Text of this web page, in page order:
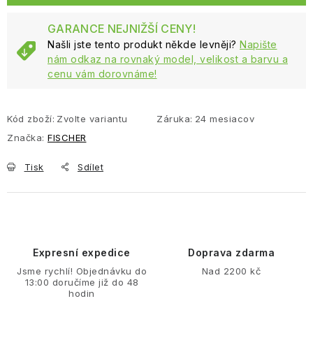
GARANCE NEJNIŽŠÍ CENY!
Našli jste tento produkt někde levněji? Napište
nám odkaz na rovnaký model, velikost a barvu a
cenu vám dorovnáme!
Kód zboží: Zvolte variantu Záruka: 24 mesiacov
Značka: FISCHER
Tisk Sdílet
Expresní expedice
Jsme rychlí! Objednávku do
13:00 doručíme již do 48
hodin
Doprava zdarma
Nad 2200 kč